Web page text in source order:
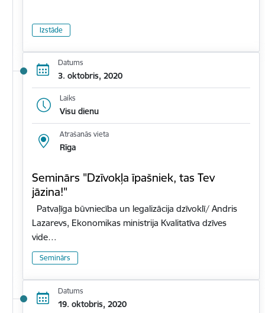
Izstāde
Datums
3. oktobris, 2020
Laiks
Visu dienu
Atrašanās vieta
Rīga
Seminārs "Dzīvokļa īpašniek, tas Tev
jāzina!"
Patvaļīga būvniecība un legalizācija dzīvoklī/ Andris
Lazarevs, Ekonomikas ministrija Kvalitatīva dzīves
vide…
Seminārs
Datums
19. oktobris, 2020